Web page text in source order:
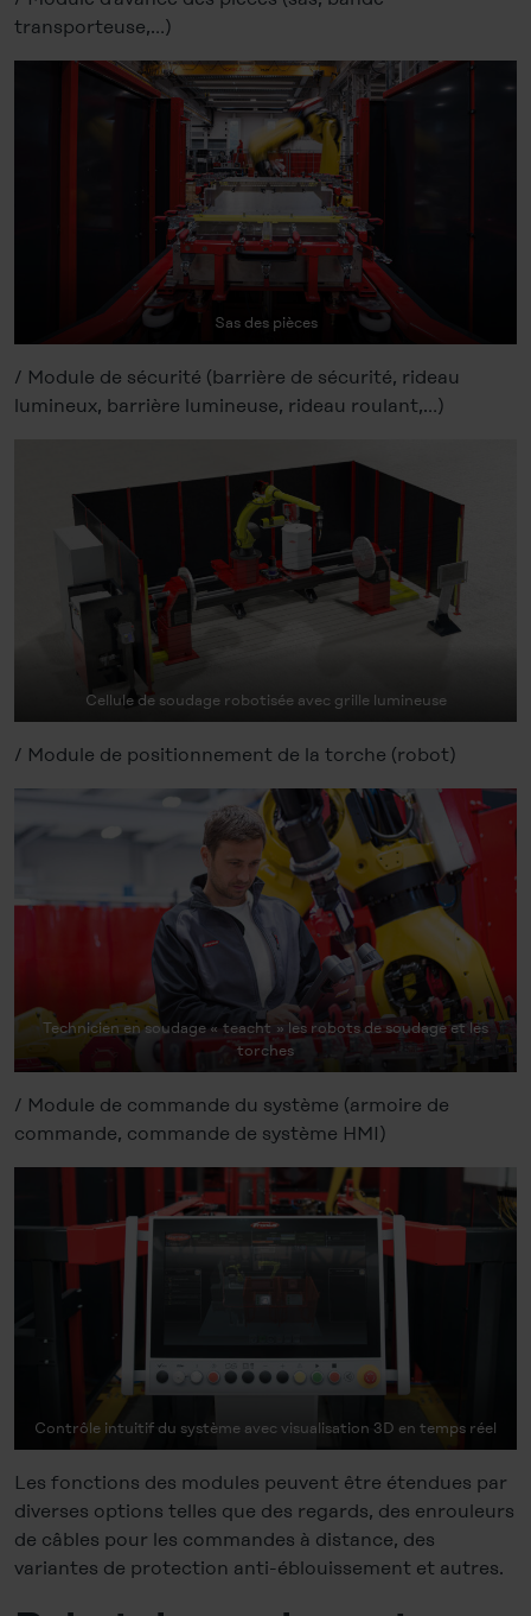
transporteuse,…)
Sas des pièces
/ Module de sécurité (barrière de sécurité, rideau
lumineux, barrière lumineuse, rideau roulant,…)
Cellule de soudage robotisée avec grille lumineuse
/ Module de positionnement de la torche (robot)
Technicien en soudage « teacht » les robots de soudage et les
torches
/ Module de commande du système (armoire de
commande, commande de système HMI)
Contrôle intuitif du système avec visualisation 3D en temps réel
Les fonctions des modules peuvent être étendues par
diverses options telles que des regards, des enrouleurs
de câbles pour les commandes à distance, des
variantes de protection anti-éblouissement et autres.